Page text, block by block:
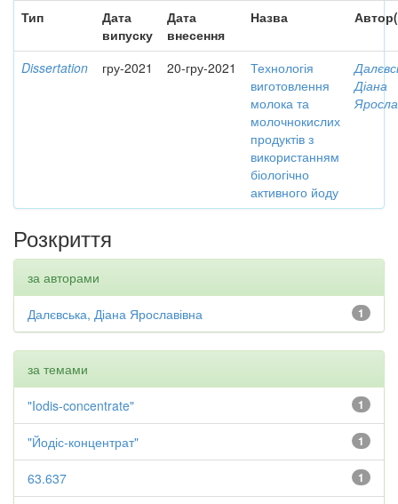
Тип
Дата
випуску
Дата
внесення
Назва
Dissertation гру-2021 20-гру-2021
Технологія
виготовлення
молока та
молочнокислих
продуктів з
використанням
біологічно
активного йоду
Діана
Розкриття
за авторами
1
Далєвська, Діана Ярославівна
за темами
1
"Iodis-concentrate"
1
"Йодіс-концентрат"
1
63.637